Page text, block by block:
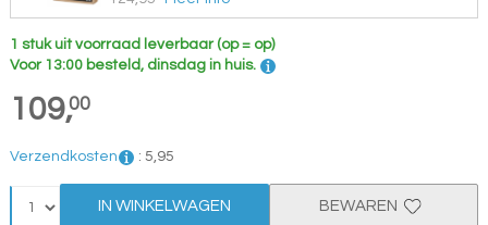
1 stuk uit voorraad leverbaar (op = op)
Voor 13:00 besteld, dinsdag in huis.
109,00
Verzendkosten : 5,95
IN WINKELWAGEN BEWAREN